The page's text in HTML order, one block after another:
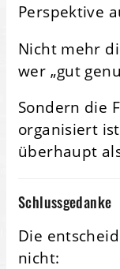
Perspektive
Nicht mehr
wer „gut
Sondern die
organisiert
überhaupt
Schlussgedanke
Die
nicht: